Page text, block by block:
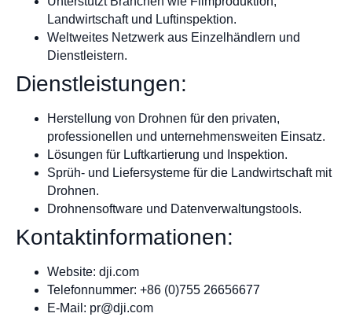
Landwirtschaft und Luftinspektion.
Weltweites Netzwerk aus Einzelhändlern und
Dienstleistern.
Dienstleistungen:
Herstellung von Drohnen für den privaten,
professionellen und unternehmensweiten Einsatz.
Lösungen für Luftkartierung und Inspektion.
Sprüh- und Liefersysteme für die Landwirtschaft mit
Drohnen.
Drohnensoftware und Datenverwaltungstools.
Kontaktinformationen:
Website: dji.com
Telefonnummer: +86 (0)755 26656677
E-Mail: pr@dji.com